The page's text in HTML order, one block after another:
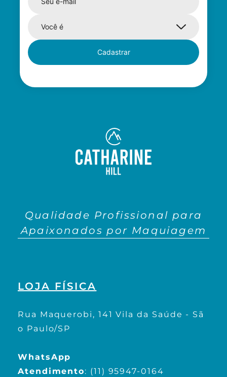
Cadastrar
Qualidade Profissional para
Apaixonados por Maquiagem
LOJA FÍSICA
Rua Maquerobi, 141 Vila da Saúde - Sã
o Paulo/SP
WhatsApp
Atendimento: (11) 95947-0164